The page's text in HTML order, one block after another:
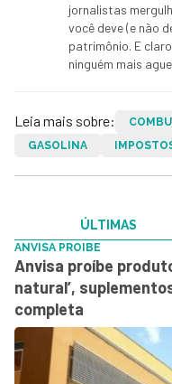
jornalistas
você deve (e não
patrimônio. E
ninguém mais
Leia mais sobre:
GASOLINA
ÚLTIMAS
ANVISA PROIBE
Anvisa proíbe
natural’,
completa